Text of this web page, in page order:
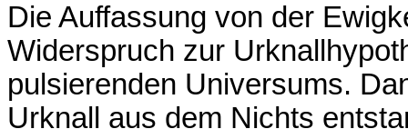
Die Auffassung von der
Widerspruch zur
pulsierenden Universums.
Urknall aus dem Nichts